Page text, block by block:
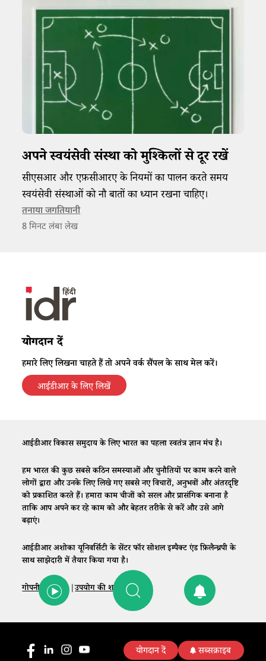
अपने स्वयंसेवी संस्था को मुश्किलों से दूर रखें
सीएसआर और एफ़सीआरए के नियमों का पालन करते समय
स्वयंसेवी संस्थाओं को नौ बातों का ध्यान रखना चाहिए।
तनाया जगतियानी
8 मिनट लंबा लेख
योगदान दें
हमारे लिए लिखना चाहते हैं तो अपने वर्क सैंपल के साथ मेल करें।
आईडीआर के लिए लिखें
आईडीआर विकास समुदाय के लिए भारत का पहला स्वतंत्र ज्ञान मंच है।
हम भारत की कुछ सबसे कठिन समस्याओं और चुनौतियों पर काम करने वाले
लोगों द्वारा और उनके लिए लिखे गए सबसे नए विचारों, अनुभवों और अंतरदृष्टि
को प्रकाशित करते हैं। हमारा काम चीजों को सरल और प्रासंगिक बनाना है
ताकि आप अपने कर रहे काम को और बेहतर तरीके से करें और उसे आगे
बढ़ाएं।
आईडीआर अशोका यूनिवर्सिटी के सेंटर फॉर सोशल इम्पैक्ट एंड फ़िलैन्थ्रपी के
साथ साझेदारी में तैयार किया गया है।
गोपनीयता नीति |उपयोग की शर्तें |संपर्क
योगदान दें सब्सक्राइब